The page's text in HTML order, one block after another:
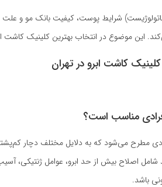
شرایط پوست، کیفیت بانک مو و علت
این موضوع در انتخاب بهترین کلینیک کاشت
کاشت ابرو در تهران
مناسب است؟
مطرح می‌شود که به دلایل مختلف دچار
شامل اصلاح بیش از حد ابرو، عوامل ژنتیکی،
باشد.